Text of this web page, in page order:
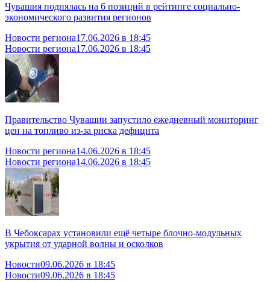
Чувашия поднялась на 6 позиций в рейтинге социально-
экономического развития регионов
Новости региона17.06.2026 в 18:45
Новости региона17.06.2026 в 18:45
Правительство Чувашии запустило ежедневный мониторинг
цен на топливо из-за риска дефицита
Новости региона14.06.2026 в 18:45
Новости региона14.06.2026 в 18:45
В Чебоксарах установили ещё четыре блочно-модульных
укрытия от ударной волны и осколков
Новости09.06.2026 в 18:45
Новости09.06.2026 в 18:45